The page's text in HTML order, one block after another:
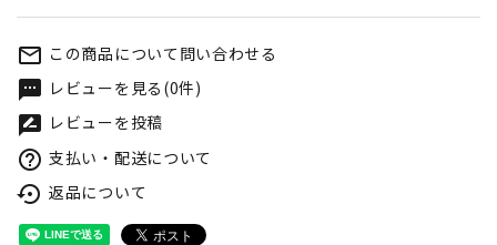
mail_outline この商品について問い合わせる
textsms レビューを見る(0件)
rate_review レビューを投稿
help_outline 支払い・配送について
settings_backup_restore 返品について